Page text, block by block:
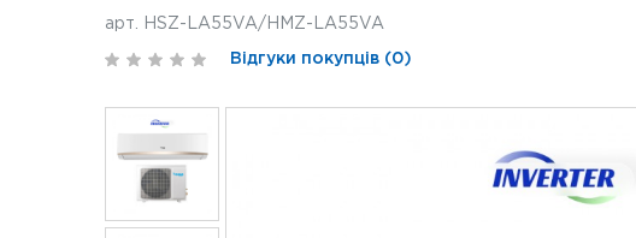
арт. HSZ-LA55VA/HMZ-LA55VA
Відгуки покупців (0)